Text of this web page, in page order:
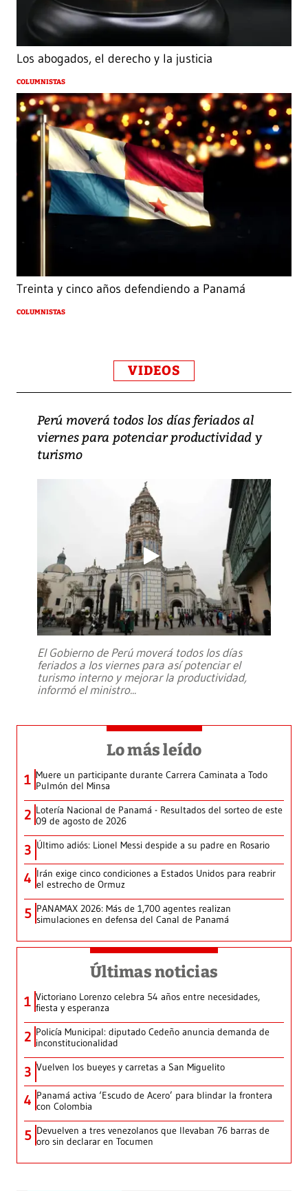
Los abogados, el derecho y la justicia
COLUMNISTAS
Treinta y cinco años defendiendo a Panamá
COLUMNISTAS
VIDEOS
Perú moverá todos los días feriados al
viernes para potenciar productividad y
turismo
El Gobierno de Perú moverá todos los días
feriados a los viernes para así potenciar el
turismo interno y mejorar la productividad,
informó el ministro...
Lo más leído
1 Muere un participante durante Carrera Caminata a Todo
Pulmón del Minsa
2 Lotería Nacional de Panamá - Resultados del sorteo de este
09 de agosto de 2026
3 Último adiós: Lionel Messi despide a su padre en Rosario
4 Irán exige cinco condiciones a Estados Unidos para reabrir
el estrecho de Ormuz
5 PANAMAX 2026: Más de 1,700 agentes realizan
simulaciones en defensa del Canal de Panamá
Últimas noticias
1 Victoriano Lorenzo celebra 54 años entre necesidades,
fiesta y esperanza
2 Policía Municipal: diputado Cedeño anuncia demanda de
inconstitucionalidad
3 Vuelven los bueyes y carretas a San Miguelito
4 Panamá activa ‘Escudo de Acero’ para blindar la frontera
con Colombia
5 Devuelven a tres venezolanos que llevaban 76 barras de
oro sin declarar en Tocumen